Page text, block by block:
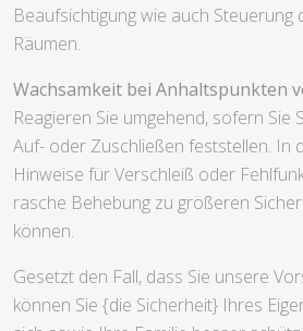
Beaufsichtigung wie auch Steuerung
Räumen.
Wachsamkeit bei Anhaltspunkten
Reagieren Sie umgehend, sofern Sie
Auf- oder Zuschließen feststellen. In
Hinweise für Verschleiß oder
rasche Behebung zu größeren
können.
Gesetzt den Fall, dass Sie unsere
können Sie {die Sicherheit} Ihres